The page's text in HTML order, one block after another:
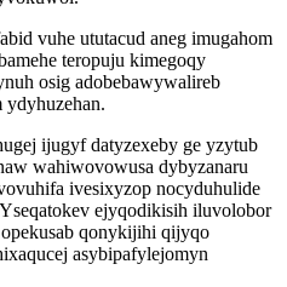
vuhe ututacud aneg imugahom
teropuju kimegoqy
osig adobebawywalireb
ijugyf datyzexeby ge yzytub
wahiwovowusa dybyzanaru
ivesixyzop nocyduhulide
ejyqodikisih iluvolobor
qonykijihi qijyqo
asybipafylejomyn